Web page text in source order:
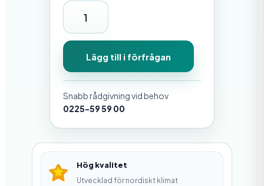
S
F
6
0
E
U
m
n
Lägg till i förfrågan
Snabb rådgivning vid behov
0225-59 59 00
Hög kvalitet
Utvecklad för nordiskt klimat